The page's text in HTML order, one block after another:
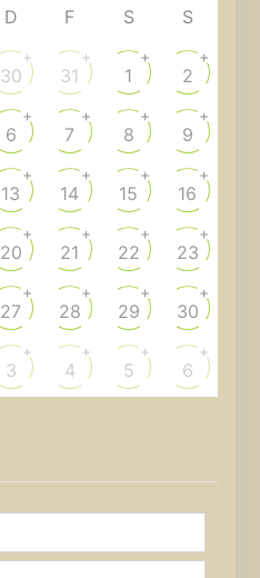
D F S S
30
+
31
+
1
+
2
+
6
+
7
+
8
+
9
+
13
+
14
+
15
+
16
+
20
+
21
+
22
+
23
+
27
+
28
+
29
+
30
+
3
+
4
+
5
+
6
+